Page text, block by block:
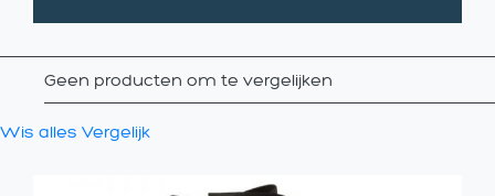
Geen producten om te vergelijken
Wis alles Vergelijk